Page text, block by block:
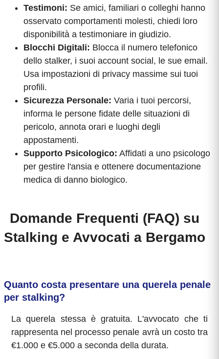
Testimoni: Se amici, familiari o colleghi hanno
osservato comportamenti molesti, chiedi loro
disponibilità a testimoniare in giudizio.
Blocchi Digitali: Blocca il numero telefonico
dello stalker, i suoi account social, le sue email.
Usa impostazioni di privacy massime sui tuoi
profili.
Sicurezza Personale: Varia i tuoi percorsi,
informa le persone fidate delle situazioni di
pericolo, annota orari e luoghi degli
appostamenti.
Supporto Psicologico: Affidati a uno psicologo
per gestire l'ansia e ottenere documentazione
medica di danno biologico.
Domande Frequenti (FAQ) su
Stalking e Avvocati a Bergamo
Quanto costa presentare una querela penale
per stalking?
La querela stessa è gratuita. L'avvocato che ti
rappresenta nel processo penale avrà un costo tra
€1.000 e €5.000 a seconda della durata.